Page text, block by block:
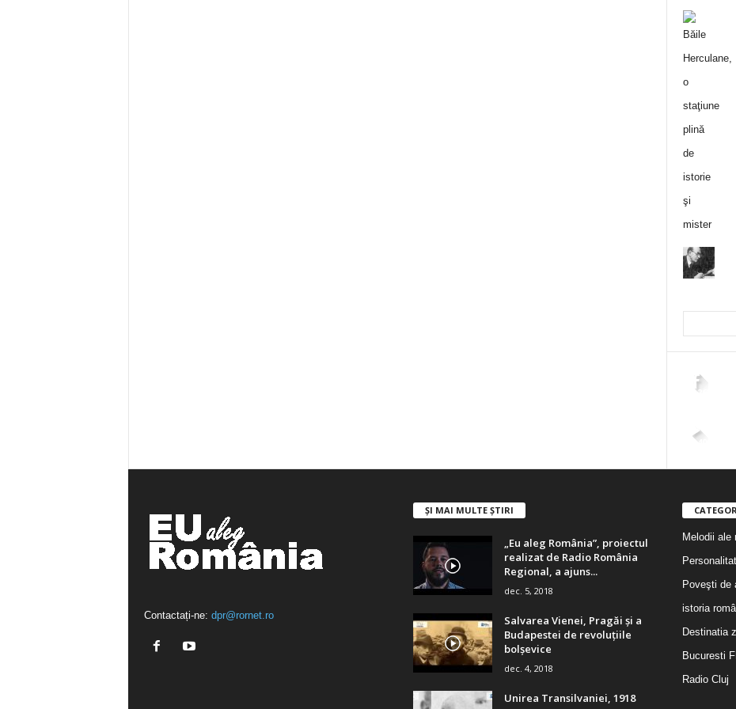
2,265
4,400
Contactați-ne: dpr@rornet.ro
ȘI MAI MULTE ȘTIRI
„Eu aleg România”, proiectul
realizat de Radio România
Regional, a ajuns...
dec. 5, 2018
Salvarea Vienei, Pragăi şi a
Budapestei de revoluţiile
bolşevice
dec. 4, 2018
Unirea Transilvaniei, 1918
Melodii ale
Poveşti de
istoria
Destinatia
Bucuresti
Radio Cluj